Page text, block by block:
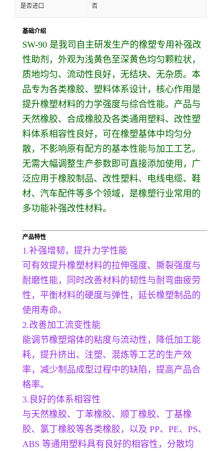
是否进口 否
基础介绍
SW-90 是我司自主研发生产的橡塑专用补强改
性助剂，外观为浅黄色至深黄色均匀颗粒状，
质地均匀、流动性良好，无结块、无杂质。本
品专为各类橡胶、塑料体系设计，核心作用是
提升橡塑材料的力学强度与综合性能。产品与
天然橡胶、合成橡胶及各类通用塑料、改性塑
料体系相容性良好，可在橡塑基体中均匀分
散，不影响原有配方的基本性能与加工工艺。
无需大幅调整生产参数即可直接添加使用，广
泛应用于橡胶制品、改性塑料、电线电缆、鞋
材、汽车配件等多个领域，是橡塑行业常用的
多功能补强改性材料。
产品特性
1.补强增韧，提升力学性能
可有效提升橡塑材料的拉伸强度、撕裂强度与
耐磨性能，同时改善材料的韧性与耐弯曲疲劳
性，平衡材料的硬度与弹性，延长橡塑制品的
使用寿命。
2.改善加工流变性能
能调节橡塑熔体的粘度与流动性，降低加工能
耗，提升挤出、注塑、混炼等工艺的生产效
率，减少制品成型过程中的缺陷，提高产品合
格率。
3.良好的体系相容性
与天然橡胶、丁苯橡胶、顺丁橡胶、丁基橡
胶、氯丁橡胶等各类橡胶，以及 PP、PE、PS、
ABS 等通用塑料具有良好的相容性，分散均